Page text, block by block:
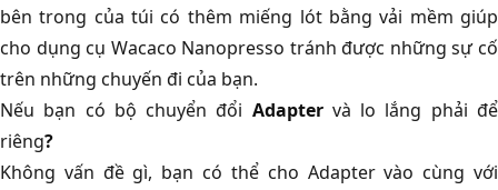
bên trong của túi có thêm miếng lót bằng vải mềm giúp
cho dụng cụ Wacaco Nanopresso tránh được những sự cố
trên những chuyến đi của bạn.
Nếu bạn có bộ chuyển đổi Adapter và lo lắng phải để
riêng?
Không vấn đề gì, bạn có thể cho Adapter vào cùng với